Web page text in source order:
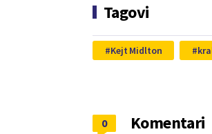
Tagovi
Kejt Midlton
Komentari
0